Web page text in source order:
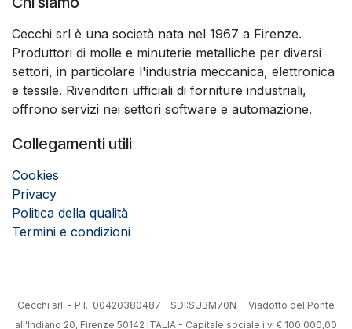
Cecchi srl è una società nata nel 1967 a Firenze.
Produttori di molle e minuterie metalliche per diversi
settori, in particolare l'industria meccanica, elettronica
e tessile. Rivenditori ufficiali di forniture industriali,
offrono servizi nei settori software e automazione.
Collegamenti utili
Cookies
Privacy
Politica della qualità
Termini e condizioni
Cecchi srl - P.I. 00420380487 - SDI:SUBM70N - Viadotto del Ponte
all'Indiano 20, Firenze 50142 ITALIA - Capitale sociale i.v. € 100.000,00